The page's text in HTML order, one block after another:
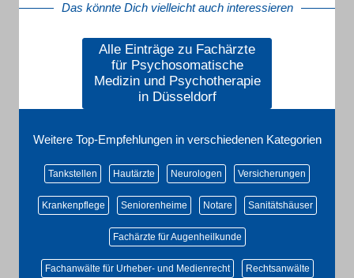
Das könnte Dich vielleicht auch interessieren
Alle Einträge zu Fachärzte
für Psychosomatische
Medizin und Psychotherapie
in Düsseldorf
Weitere Top-Empfehlungen in verschiedenen Kategorien
Tankstellen Hautärzte Neurologen Versicherungen
Krankenpflege Seniorenheime Notare Sanitätshäuser
Fachärzte für Augenheilkunde
Fachanwälte für Urheber- und Medienrecht Rechtsanwälte